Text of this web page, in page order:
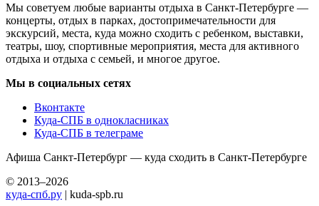
Мы советуем любые варианты отдыха в Санкт-Петербурге —
концерты, отдых в парках, достопримечательности для
экскурсий, места, куда можно сходить с ребенком, выставки,
театры, шоу, спортивные мероприятия, места для активного
отдыха и отдыха с семьей, и многое другое.
Мы в социальных сетях
Вконтакте
Куда-СПБ в однокласниках
Куда-СПБ в телеграме
Афиша Санкт-Петербург — куда сходить в Санкт-Петербурге
© 2013–2026
куда-спб.ру | kuda-spb.ru